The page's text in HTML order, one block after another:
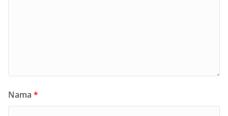
Nama *